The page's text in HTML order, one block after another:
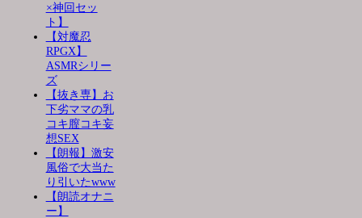
×神回セッ
ト】
【対魔忍
RPGX】
ASMRシリー
ズ
【抜き専】お
下劣ママの乳
コキ膣コキ妄
想SEX
【朗報】激安
風俗で大当た
り引いたwww
【朗読オナニ
ー】